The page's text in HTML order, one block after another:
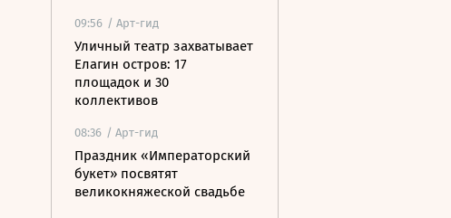
09:56 / Арт-гид
Уличный театр захватывает
Елагин остров: 17
площадок и 30
коллективов
08:36 / Арт-гид
Праздник «Императорский
букет» посвятят
великокняжеской свадьбе